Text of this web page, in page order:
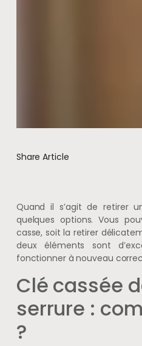
Share Article
Quand il s’agit de retirer
quelques options. Vous
casse, soit la retirer
deux éléments sont
fonctionner à nouveau
Clé cassée
serrure :
?